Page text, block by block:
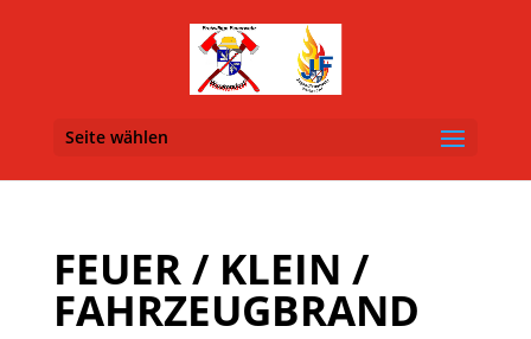
Seite wählen
FEUER / KLEIN /
FAHRZEUGBRAND